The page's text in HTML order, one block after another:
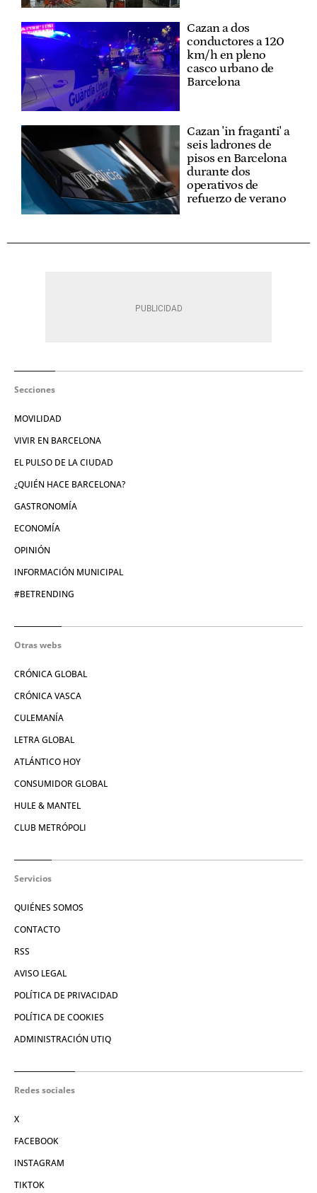
Cazan a dos
conductores a 120
km/h en pleno
casco urbano de
Barcelona
Cazan 'in fraganti' a
seis ladrones de
pisos en Barcelona
durante dos
operativos de
refuerzo de verano
Secciones
MOVILIDAD
VIVIR EN BARCELONA
EL PULSO DE LA CIUDAD
¿QUIÉN HACE BARCELONA?
GASTRONOMÍA
ECONOMÍA
OPINIÓN
INFORMACIÓN MUNICIPAL
#BETRENDING
Otras webs
CRÓNICA GLOBAL
CRÓNICA VASCA
CULEMANÍA
LETRA GLOBAL
ATLÁNTICO HOY
CONSUMIDOR GLOBAL
HULE & MANTEL
CLUB METRÓPOLI
Servicios
QUIÉNES SOMOS
CONTACTO
RSS
AVISO LEGAL
POLÍTICA DE PRIVACIDAD
POLÍTICA DE COOKIES
ADMINISTRACIÓN UTIQ
Redes sociales
X
FACEBOOK
INSTAGRAM
TIKTOK